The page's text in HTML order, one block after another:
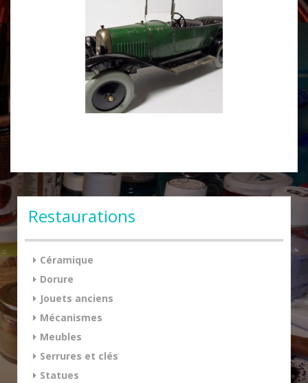
Restaurations
Céramique
Dorure
Jouets anciens
Mécanismes
Meubles
Serrures et clés
Statues